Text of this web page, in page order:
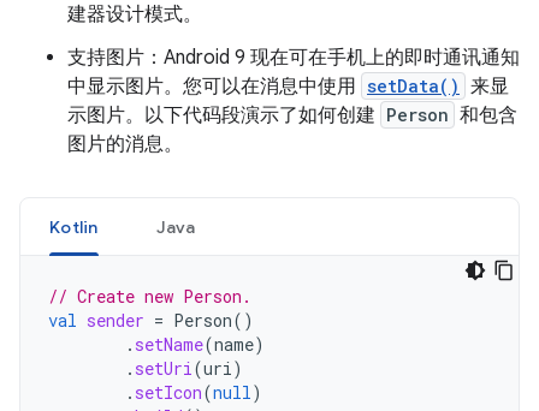
建器设计模式。
支持图片：Android 9 现在可在手机上的即时通讯通知
中显示图片。您可以在消息中使用 setData() 来显
示图片。以下代码段演示了如何创建 Person 和包含
图片的消息。
Kotlin Java
// Create new Person.
val sender = Person()
. setName(name)
. setUri(uri)
. setIcon(null)